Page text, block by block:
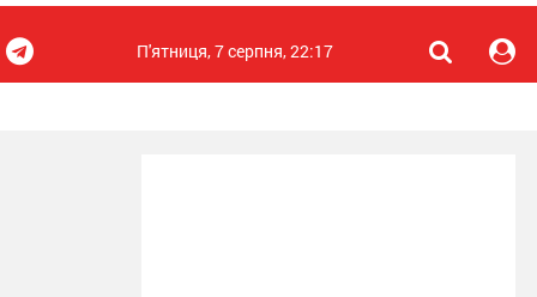
П'ятниця, 7 серпня, 22:17